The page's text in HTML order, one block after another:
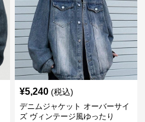
¥5,240 (税込)
デニムジャケット オーバーサイ
ズ ヴィンテージ風ゆったり